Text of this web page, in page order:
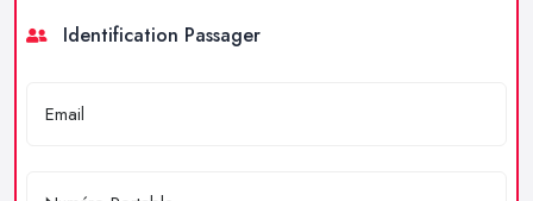
Identification Passager